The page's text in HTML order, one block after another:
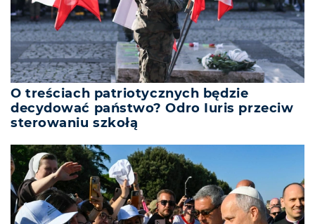
O treściach patriotycznych będzie
decydować państwo? Odro Iuris przeciw
sterowaniu szkołą